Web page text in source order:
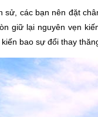
sử, các bạn nên đặt
giữ lại nguyên vẹn
bao sự đổi thay